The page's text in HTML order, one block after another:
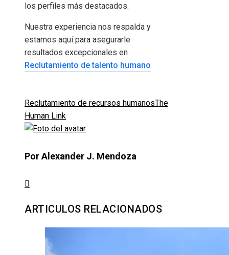
los perfiles más destacados.
Nuestra experiencia nos respalda y
estamos aquí para asegurarle
resultados excepcionales en
Reclutamiento de talento humano
Reclutamiento de recursos humanosThe
Human Link
Por Alexander J. Mendoza
ARTICULOS RELACIONADOS